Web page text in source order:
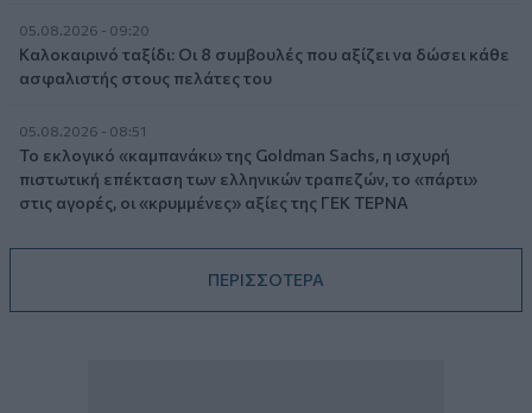
05.08.2026 - 09:20
Καλοκαιρινό ταξίδι: Οι 8 συμβουλές που αξίζει να δώσει κάθε
ασφαλιστής στους πελάτες του
05.08.2026 - 08:51
Το εκλογικό «καμπανάκι» της Goldman Sachs, η ισχυρή
πιστωτική επέκταση των ελληνικών τραπεζών, το «πάρτι»
στις αγορές, οι «κρυμμένες» αξίες της ΓΕΚ ΤΕΡΝΑ
ΠΕΡΙΣΣΟΤΕΡΑ